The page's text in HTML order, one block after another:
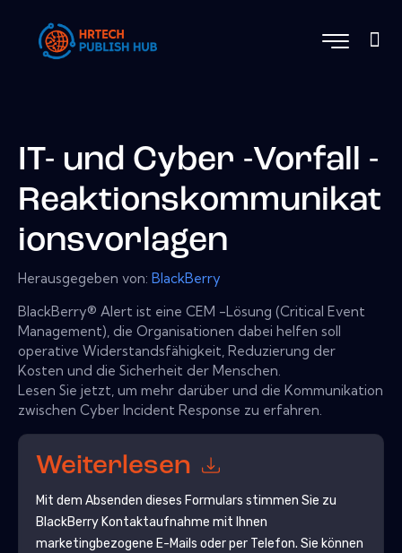
IT- und Cyber ​​-Vorfall -
Reaktionskommunikat
ionsvorlagen
Herausgegeben von: BlackBerry
BlackBerry® Alert ist eine CEM -Lösung (Critical Event
Management), die Organisationen dabei helfen soll
operative Widerstandsfähigkeit, Reduzierung der
Kosten und die Sicherheit der Menschen.
Lesen Sie jetzt, um mehr darüber und die Kommunikation
zwischen Cyber ​​Incident Response zu erfahren.
Weiterlesen
Mit dem Absenden dieses Formulars stimmen Sie zu
BlackBerryKontaktaufnahme mit Ihnen
marketingbezogene E-Mails oder per Telefon. Sie können